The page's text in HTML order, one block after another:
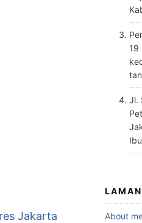
Jakarta
19
Jl.
LAMAN
About